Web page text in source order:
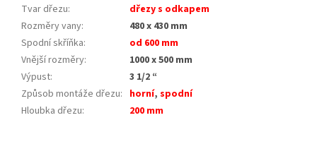
Tvar dřezu:
dřezy s odkapem
Rozměry vany:
480 x 430 mm
Spodní skříňka:
od 600 mm
Vnější rozměry:
1000 x 500 mm
Výpust:
3 1/2 “
Způsob montáže dřezu: horní, spodní
Hloubka dřezu: 200 mm